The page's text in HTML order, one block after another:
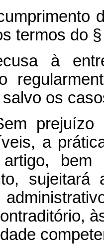
termos do
à
os
prejuízo
a
bem